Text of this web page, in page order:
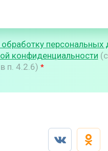
обработку персональных
конфиденциальности
п. 4.2.6) *